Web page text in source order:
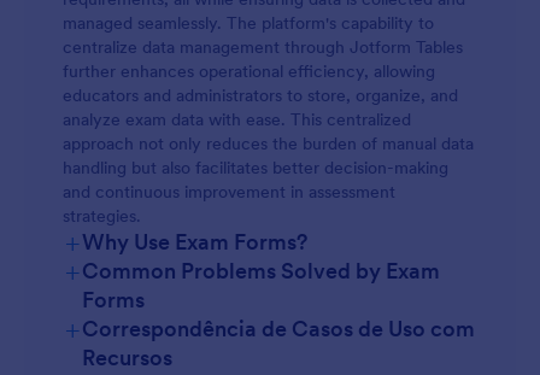
managed seamlessly. The platform's capability to
centralize data management through Jotform Tables
further enhances operational efficiency, allowing
educators and administrators to store, organize, and
analyze exam data with ease. This centralized
approach not only reduces the burden of manual data
handling but also facilitates better decision-making
and continuous improvement in assessment
strategies.
+Why Use Exam Forms?
+Common Problems Solved by Exam
Forms
+Correspondência de Casos de Uso com
Recursos